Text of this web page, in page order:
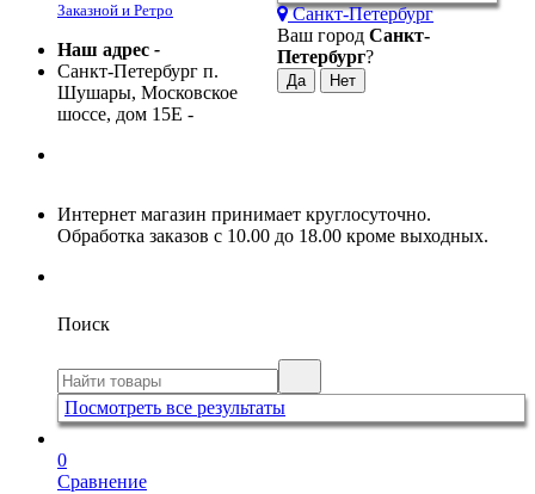
Заказной и Ретро
Наш адрес -
Санкт-Петербург п.
Шушары, Московское
шоссе, дом 15Е -
Санкт-Петербург
Ваш город Санкт-
Петербург?
Интернет магазин принимает круглосуточно.
Обработка заказов с 10.00 до 18.00 кроме выходных.
Поиск
Посмотреть все результаты
0
Сравнение